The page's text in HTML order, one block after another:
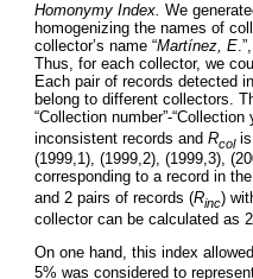
Homonymy Index. We
homogenizing the names of
collector’s name “Martínez, E
Thus, for each collector, we
Each pair of records detected
belong to different collectors.
“Collection number”-
inconsistent records and Rcolis
(1999,1), (1999,2), (1999,3),
corresponding to a record in
and 2 pairs of records (Rinc)
collector can be calculated as
On one hand, this index
5% was considered to